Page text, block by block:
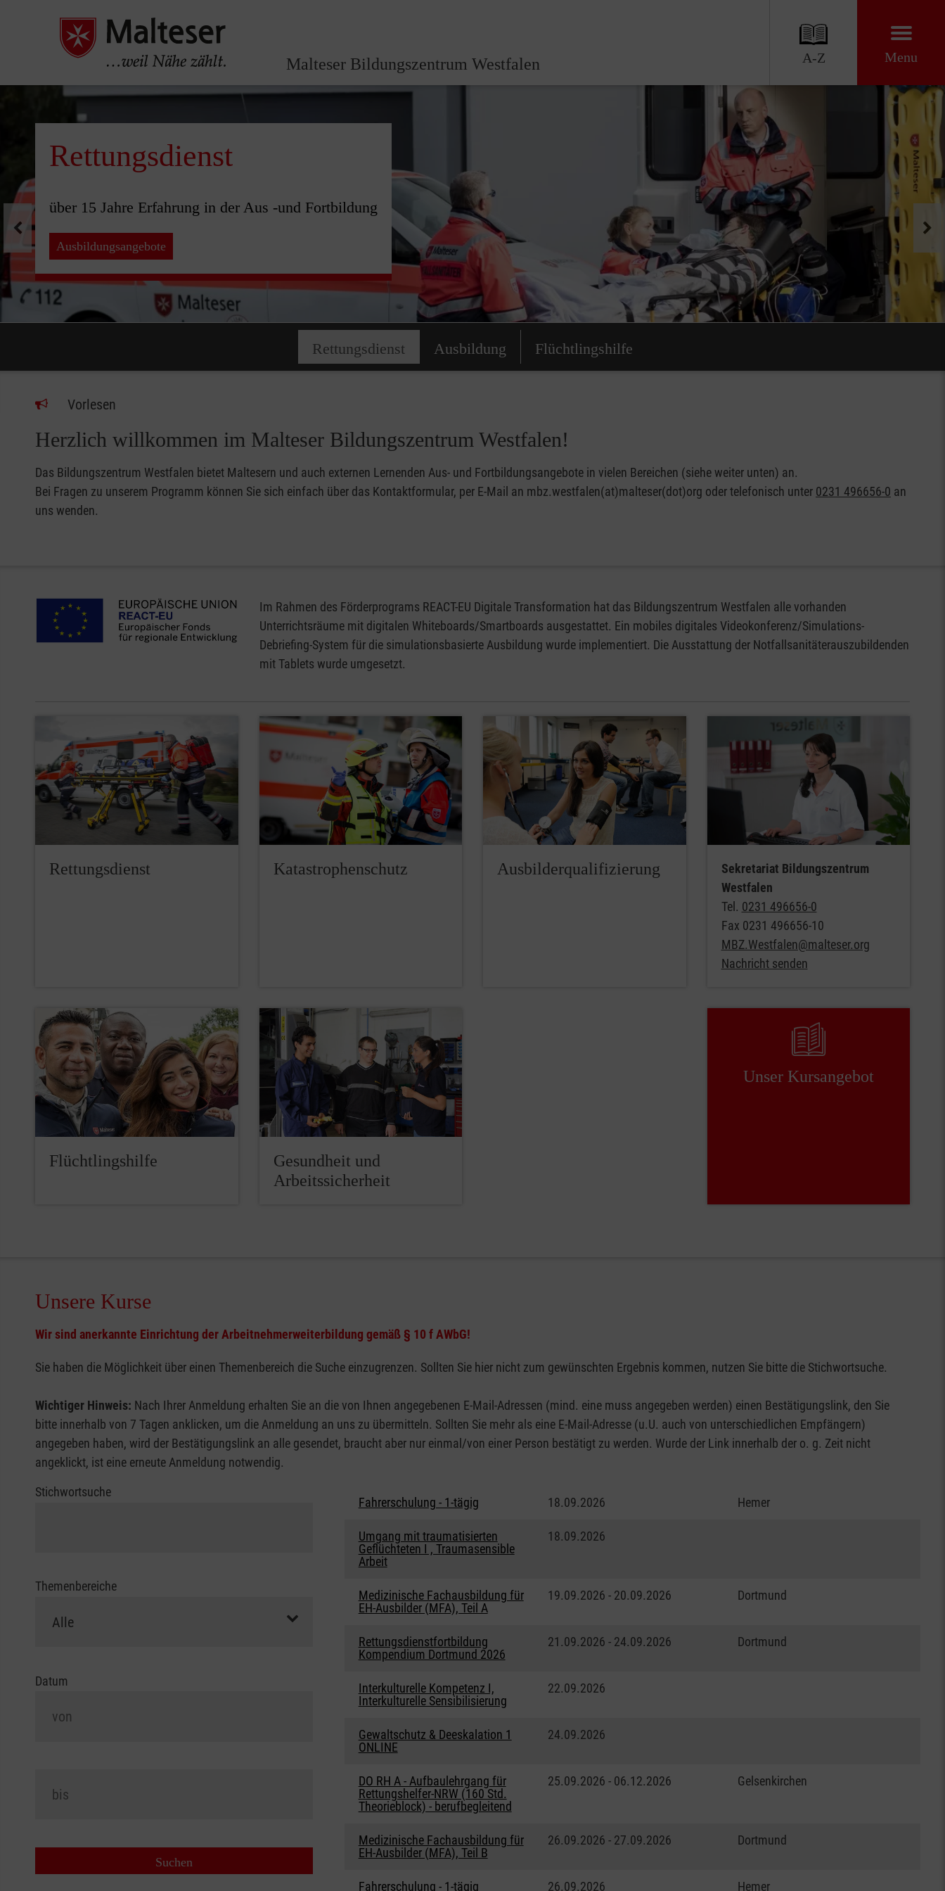
Malteser Bildungszentrum Westfalen A-Z Menu
Rettungsdienst
über 15 Jahre Erfahrung in der Aus -und Fortbildung
Ausbildungsangebote
Rettungsdienst Ausbildung Flüchtlingshilfe
Vorlesen
Herzlich willkommen im Malteser Bildungszentrum Westfalen!
Das Bildungszentrum Westfalen bietet Maltesern und auch externen Lernenden Aus- und Fortbildungsangebote in vielen Bereichen (siehe weiter unten) an.
Bei Fragen zu unserem Programm können Sie sich einfach über das Kontaktformular, per E-Mail an mbz.westfalen(at)malteser(dot)org oder telefonisch unter 0231 496656-0 an
uns wenden.
Im Rahmen des Förderprograms REACT-EU Digitale Transformation hat das Bildungszentrum Westfalen alle vorhanden
Unterrichtsräume mit digitalen Whiteboards/Smartboards ausgestattet. Ein mobiles digitales Videokonferenz/Simulations-
Debriefing-System für die simulationsbasierte Ausbildung wurde implementiert. Die Ausstattung der Notfallsanitäterauszubildenden
mit Tablets wurde umgesetzt.
Rettungsdienst Katastrophenschutz Ausbilderqualifizierung
Sekretariat Bildungszentrum
Westfalen
Tel. 0231 496656-0
Fax 0231 496656-10
MBZ.Westfalen@malteser.org
Nachricht senden
Flüchtlingshilfe
Gesundheit und
Arbeitssicherheit
Unser ­Kursangebot
Unsere Kurse
Wir sind anerkannte Einrichtung der Arbeitnehmerweiterbildung gemäß § 10 f AWbG!
Sie haben die Möglichkeit über einen Themenbereich die Suche einzugrenzen. Sollten Sie hier nicht zum gewünschten Ergebnis kommen, nutzen Sie bitte die Stichwortsuche.
Wichtiger Hinweis: Nach Ihrer Anmeldung erhalten Sie an die von Ihnen angegebenen E-Mail-Adressen (mind. eine muss angegeben werden) einen Bestätigungslink, den Sie
bitte innerhalb von 7 Tagen anklicken, um die Anmeldung an uns zu übermitteln. Sollten Sie mehr als eine E-Mail-Adresse (u.U. auch von unterschiedlichen Empfängern)
angegeben haben, wird der Bestätigungslink an alle gesendet, braucht aber nur einmal/von einer Person bestätigt zu werden. Wurde der Link innerhalb der o. g. Zeit nicht
angeklickt, ist eine erneute Anmeldung notwendig.
Stichwortsuche
Themenbereiche
Datum
Fahrerschulung - 1-tägig 18.09.2026 Hemer
Umgang mit traumatisierten
Geflüchteten I , Traumasensible
Arbeit
18.09.2026
Medizinische Fachausbildung für
EH-Ausbilder (MFA), Teil A
19.09.2026 - 20.09.2026 Dortmund
Rettungsdienstfortbildung
Kompendium Dortmund 2026
21.09.2026 - 24.09.2026 Dortmund
Interkulturelle Kompetenz I,
Interkulturelle Sensibilisierung
22.09.2026
Gewaltschutz & Deeskalation 1
ONLINE
24.09.2026
DO RH A - Aufbaulehrgang für
Rettungshelfer-NRW (160 Std.
Theorieblock) - berufbegleitend
25.09.2026 - 06.12.2026 Gelsenkirchen
Medizinische Fachausbildung für
EH-Ausbilder (MFA), Teil B
26.09.2026 - 27.09.2026 Dortmund
Fahrerschulung - 1-tägig 26.09.2026 Hemer